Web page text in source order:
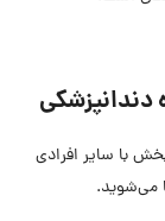
دندانپزشکی
با سایر افرادی
می‌شوید.